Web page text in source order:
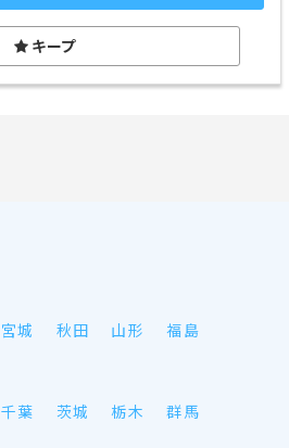
キープ
宮城 秋田 山形 福島
千葉 茨城 栃木 群馬